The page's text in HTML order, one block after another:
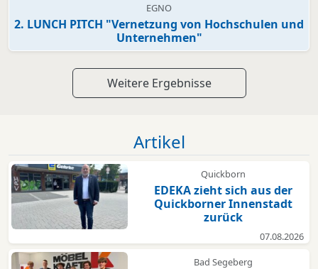
EGNO
2. LUNCH PITCH "Vernetzung von Hochschulen und
Unternehmen"
Weitere Ergebnisse
Artikel
Quickborn
EDEKA zieht sich aus der
Quickborner Innenstadt
zurück
07.08.2026
Bad Segeberg